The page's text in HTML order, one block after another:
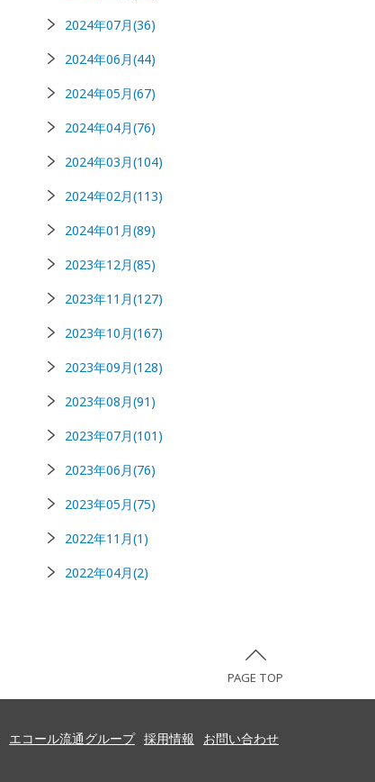
2024年07月(36)
2024年06月(44)
2024年05月(67)
2024年04月(76)
2024年03月(104)
2024年02月(113)
2024年01月(89)
2023年12月(85)
2023年11月(127)
2023年10月(167)
2023年09月(128)
2023年08月(91)
2023年07月(101)
2023年06月(76)
2023年05月(75)
2022年11月(1)
2022年04月(2)
PAGE TOP
エコール流通グループ 採用情報 お問い合わせ